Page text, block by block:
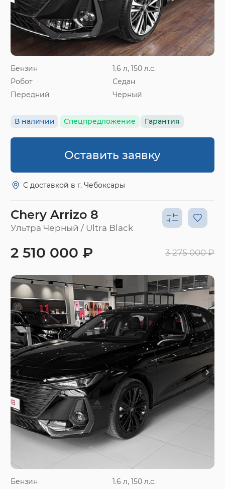
Бензин
1.6 л, 150 л.с.
Робот
Седан
Передний
Черный
В наличии Спецпредложение Гарантия
Оставить заявку
С доставкой в г. Чебоксары
Chery Arrizo 8
Ультра Черный / Ultra Black
Бензин
1.6 л, 150 л.с.
2 510 000 ₽ 3 275 000 ₽